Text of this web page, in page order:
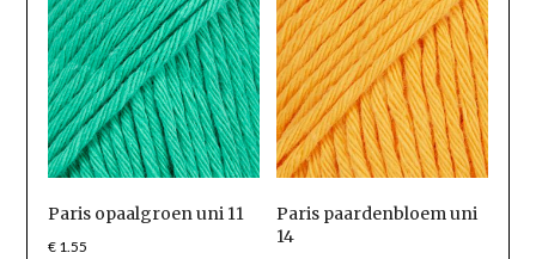
Paris opaalgroen uni 11
€1.55
Paris paardenbloem uni
14